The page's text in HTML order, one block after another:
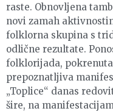
raste. Obnovljena
novi zamah
folklorna skupina s
odlične rezultate.
folklorijada,
prepoznatljiva
„Toplice“ danas
šire, na